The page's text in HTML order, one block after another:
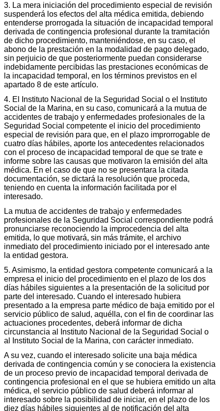
3. La mera iniciación del procedimiento especial de revisión
suspenderá los efectos del alta médica emitida, debiendo
entenderse prorrogada la situación de incapacidad temporal
derivada de contingencia profesional durante la tramitación
de dicho procedimiento, manteniéndose, en su caso, el
abono de la prestación en la modalidad de pago delegado,
sin perjuicio de que posteriormente puedan considerarse
indebidamente percibidas las prestaciones económicas de
la incapacidad temporal, en los términos previstos en el
apartado 8 de este artículo.
4. El Instituto Nacional de la Seguridad Social o el Instituto
Social de la Marina, en su caso, comunicará a la mutua de
accidentes de trabajo y enfermedades profesionales de la
Seguridad Social competente el inicio del procedimiento
especial de revisión para que, en el plazo improrrogable de
cuatro días hábiles, aporte los antecedentes relacionados
con el proceso de incapacidad temporal de que se trate e
informe sobre las causas que motivaron la emisión del alta
médica. En el caso de que no se presentara la citada
documentación, se dictará la resolución que proceda,
teniendo en cuenta la información facilitada por el
interesado.
La mutua de accidentes de trabajo y enfermedades
profesionales de la Seguridad Social correspondiente podrá
pronunciarse reconociendo la improcedencia del alta
emitida, lo que motivará, sin más trámite, el archivo
inmediato del procedimiento iniciado por el interesado ante
la entidad gestora.
5. Asimismo, la entidad gestora competente comunicará a la
empresa el inicio del procedimiento en el plazo de los dos
días hábiles siguientes a la presentación de la solicitud por
parte del interesado. Cuando el interesado hubiera
presentado a la empresa parte médico de baja emitido por el
servicio público de salud, aquélla, con el fin de coordinar las
actuaciones procedentes, deberá informar de dicha
circunstancia al Instituto Nacional de la Seguridad Social o
al Instituto Social de la Marina, con carácter inmediato.
A su vez, cuando el interesado solicite una baja médica
derivada de contingencia común y se conociera la existencia
de un proceso previo de incapacidad temporal derivada de
contingencia profesional en el que se hubiera emitido un alta
médica, el servicio público de salud deberá informar al
interesado sobre la posibilidad de iniciar, en el plazo de los
diez días hábiles siguientes al de notificación del alta